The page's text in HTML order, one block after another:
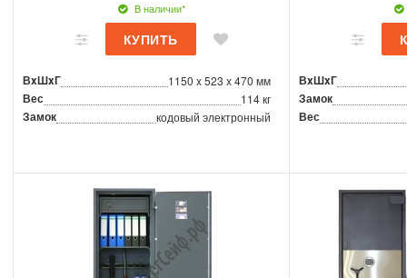
В наличии*
ВxШxГ 1150 x 523 x 470 мм
Вес 114 кг
Замок кодовый электронный
ВxШxГ
Замок
Вес